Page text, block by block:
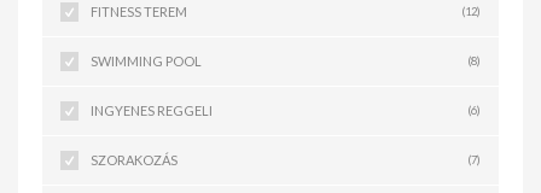
FITNESS TEREM (12)
SWIMMING POOL (8)
INGYENES REGGELI (6)
SZORAKOZÁS (7)